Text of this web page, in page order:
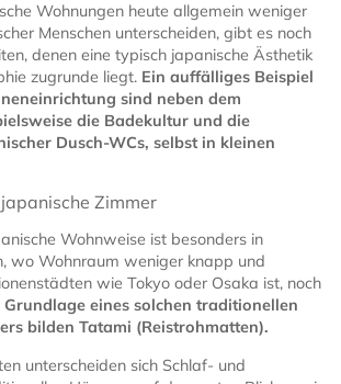
Wohnungen heute allgemein weniger
Menschen unterscheiden, gibt es noch
denen eine typisch japanische Ästhetik
zugrunde liegt. Ein auffälliges Beispiel
sind neben dem
die Badekultur und die
Dusch-WCs, selbst in kleinen
Zimmer
Wohnweise ist besonders in
wo Wohnraum weniger knapp und
wie Tokyo oder Osaka ist, noch
Grundlage eines solchen traditionellen
bilden Tatami (Reistrohmatten).
unterscheiden sich Schlaf- und